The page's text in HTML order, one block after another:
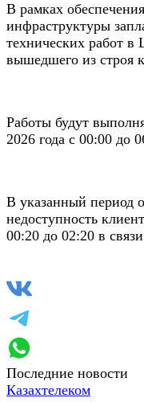
В рамках
инфраструктуры
технических работ в
вышедшего из строя
Работы будут
2026 года с 00:00 до
В указанный период
недоступность
00:20 до 02:20 в
Последние новости
Казахтелеком